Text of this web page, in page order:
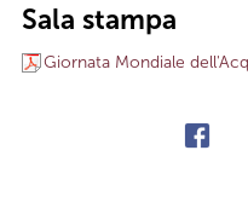
Sala stampa
Giornata Mondiale